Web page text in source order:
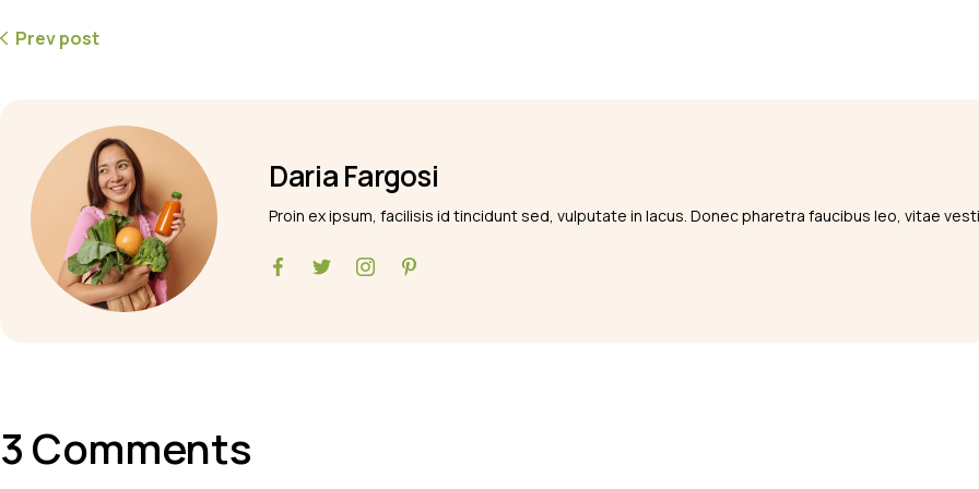
Prev post
Daria Fargosi
Proin ex ipsum, facilisis id tincidunt sed, vulputate in lacus. Donec pharetra faucibus leo, vitae
3 Comments